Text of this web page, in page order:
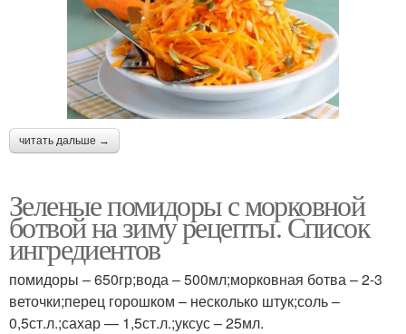
читать дальше →
Зеленые помидоры с морковной
ботвой на зиму рецепты. Список
ингредиентов
помидоры – 650гр;вода – 500мл;морковная ботва – 2-3
веточки;перец горошком – несколько штук;соль –
0,5ст.л.;сахар — 1,5ст.л.;уксус – 25мл.